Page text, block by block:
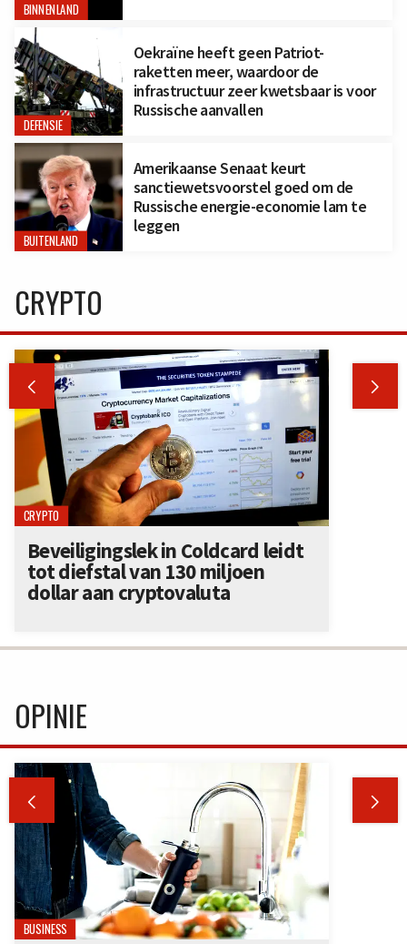
BINNENLAND
DEFENSIE
Oekraïne heeft geen Patriot-
raketten meer, waardoor de
infrastructuur zeer kwetsbaar is voor
Russische aanvallen
BUITENLAND
Amerikaanse Senaat keurt
sanctiewetsvoorstel goed om de
Russische energie-economie lam te
leggen
CRYPTO
 
CRYPTO
Beveiligingslek in Coldcard leidt
tot diefstal van 130 miljoen
dollar aan cryptovaluta
OPINIE
 
BUSINESS